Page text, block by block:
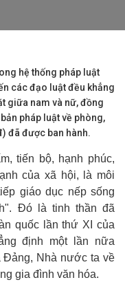
hệ thống pháp luật
các đạo luật đều khẳng
giữa nam và nữ, đồng
pháp luật về phòng,
đã được ban hành.
tiến bộ, hạnh phúc,
của xã hội, là môi
giáo dục nếp sống
Đó là tinh thần đã
quốc lần thứ XI của
định một lần nữa
Đảng, Nhà nước ta về
gia đình văn hóa.